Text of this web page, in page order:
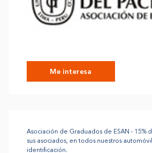
Me interesa
Asociación de Graduados de ESAN - 15%
sus asociados, en todos nuestros
identificación.